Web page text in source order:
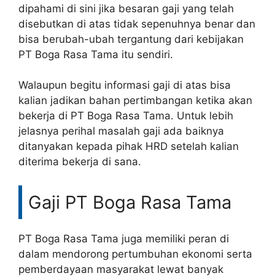
dipahami di sini jika besaran gaji yang telah
disebutkan di atas tidak sepenuhnya benar dan
bisa berubah-ubah tergantung dari kebijakan
PT Boga Rasa Tama itu sendiri.
Walaupun begitu informasi gaji di atas bisa
kalian jadikan bahan pertimbangan ketika akan
bekerja di PT Boga Rasa Tama. Untuk lebih
jelasnya perihal masalah gaji ada baiknya
ditanyakan kepada pihak HRD setelah kalian
diterima bekerja di sana.
Gaji PT Boga Rasa Tama
PT Boga Rasa Tama juga memiliki peran di
dalam mendorong pertumbuhan ekonomi serta
pemberdayaan masyarakat lewat banyak